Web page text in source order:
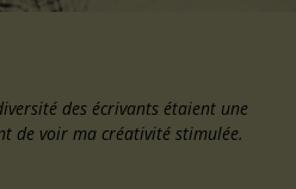
des écrivants étaient une
de voir ma créativité stimulée.